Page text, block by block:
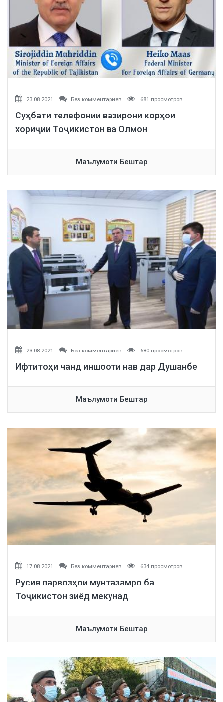
23.08.2021 Без комментариев 681 просмотров
Суҳбати телефонии вазирони корҳои
хориҷии Тоҷикистон ва Олмон
Маълумоти Бештар
23.08.2021 Без комментариев 680 просмотров
Ифтитоҳи чанд иншооти нав дар Душанбе
Маълумоти Бештар
17.08.2021 Без комментариев 634 просмотров
Русия парвозҳои мунтазамро ба
Тоҷикистон зиёд мекунад
Маълумоти Бештар